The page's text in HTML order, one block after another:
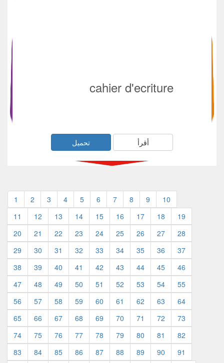
cahier d'ecriture
أقرأ تحميل
1 2 3 4 5 6 7 8 9
10
11
12 13 14 15 16 17 18
19
20
21 22 23 24 25 26 27
28
29
30 31 32 33 34 35 36
37
38
39 40 41 42 43 44 45
46
47
48 49 50 51 52 53 54
55
56
57 58 59 60 61 62 63
64
65
66 67 68 69 70 71 72
73
74
75 76 77 78 79 80 81
82
83
84 85 86 87 88 89 90
91